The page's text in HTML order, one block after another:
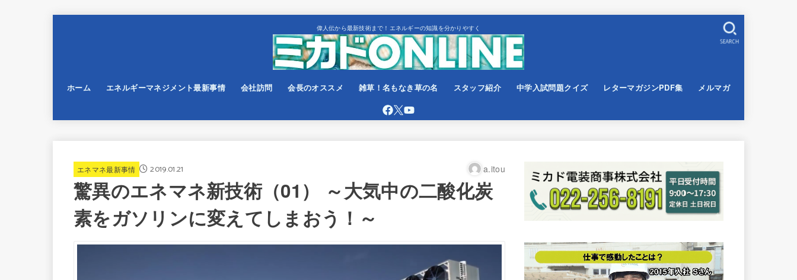
偉人伝から最新技術まで！エネルギーの知識を分かりやすく
ホーム エネルギーマネジメント最新事情 会社訪問 会長のオススメ 雑草！名もなき草の名 スタッフ紹介 中学入試問題クイズ レターマガジンPDF集 メルマガ
SEARCH
エネマネ最新事情 2019.01.21 a.itou
驚異のエネマネ新技術（01） ～大気中の二酸化炭
素をガソリンに変えてしまおう！～